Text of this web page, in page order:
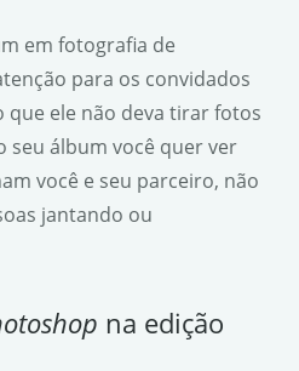
em fotografia de
para os convidados
que ele não deva tirar fotos
seu álbum você quer ver
você e seu parceiro, não
jantando ou
na edição